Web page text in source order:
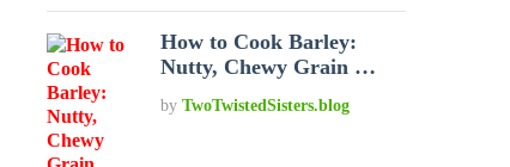
How to Cook Barley:
Nutty, Chewy Grain …
byTwoTwistedSisters.blog